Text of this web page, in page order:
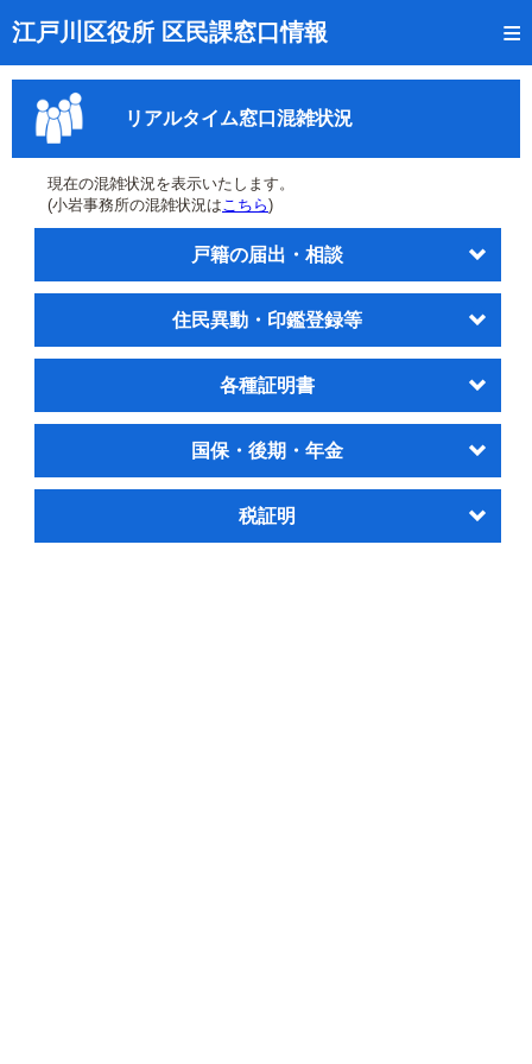
江戸川区役所 区民課窓口情報
トップページ
受付番号の呼出状況確認
証明書の交付状況確認
呼出状況のメール通知登録
事前予約の確認・取消
本サイトのご利用案内
リアルタイム窓口混雑状況
現在の混雑状況を表示いたします。
(小岩事務所の混雑状況はこちら)
戸籍の届出・相談
住民異動・印鑑登録等
各種証明書
国保・後期・年金
税証明